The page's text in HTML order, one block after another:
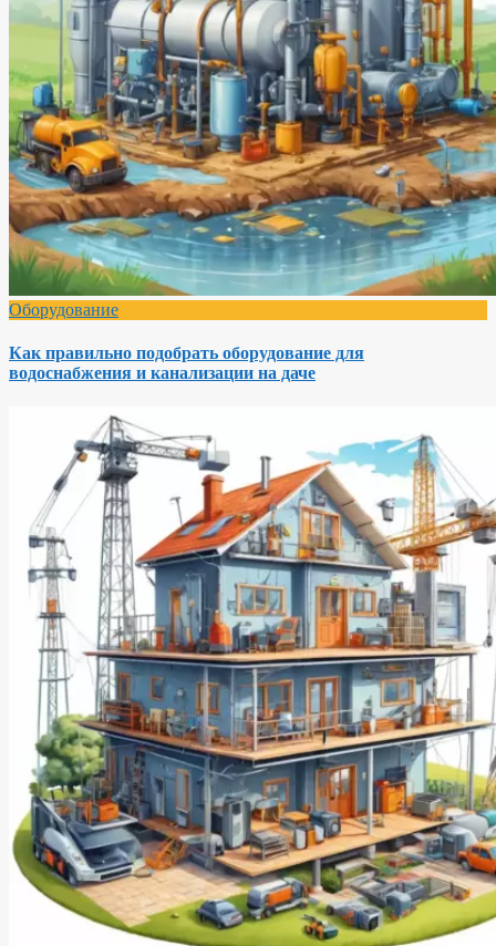
Оборудование
Как правильно подобрать оборудование для
водоснабжения и канализации на даче